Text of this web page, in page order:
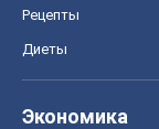
Рецепты
Диеты
Экономика